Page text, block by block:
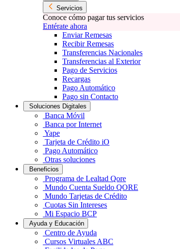
Servicios
Conoce cómo pagar tus servicios
Entérate ahora
Enviar Remesas
Recibir Remesas
Transferencias Nacionales
Transferencias al Exterior
Pago de Servicios
Recargas
Pago Automático
Pago sin Contacto
Soluciones Digitales
Banca Móvil
Banca por Internet
Yape
Tarjeta de Crédito iO
Pago Automático
Otras soluciones
Beneficios
Programa de Lealtad Qore
Mundo Cuenta Sueldo QORE
Mundo Tarjetas de Crédito
Cuotas Sin Intereses
Mi Espacio BCP
Ayuda y Educación
Centro de Ayuda
Cursos Virtuales ABC